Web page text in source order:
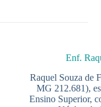
Enf.
Raquel Souza de
MG 212.681),
Ensino Superior,